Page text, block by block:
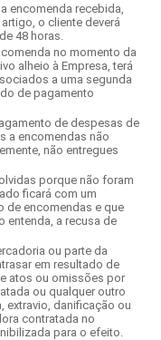
encomenda recebida,
o cliente deverá
48 horas.
no momento da
alheio à Empresa, terá
a uma segunda
de pagamento
de despesas de
a encomendas não
não entregues
porque não foram
ficará com um
de encomendas e que
entenda, a recusa de
ou parte da
em resultado de
atos ou omissões por
ou qualquer outro
extravio, danificação ou
contratada no
para o efeito.